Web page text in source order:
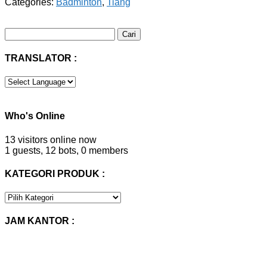
untuk:
TRANSLATOR :
Who's Online
13 visitors online now
1 guests, 12 bots, 0 members
KATEGORI PRODUK :
KATEGORI
JAM KANTOR :